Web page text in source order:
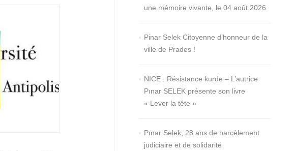
une mémoire vivante, le 04 août 2026
Pinar Selek Citoyenne d’honneur de la
ville de Prades !
NICE : Résistance kurde – L’autrice
Pınar SELEK présente son livre
« Lever la tête »
Pınar Selek, 28 ans de harcèlement
judiciaire et de solidarité